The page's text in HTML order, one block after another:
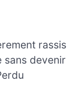
rassis
sans devenir